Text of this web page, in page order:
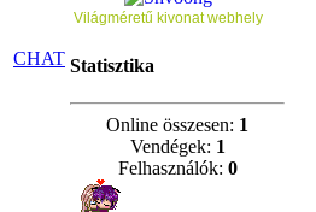
CHAT
Világméretű kivonat webhely
Statisztika
Online összesen: 1
Vendégek: 1
Felhasználók: 0